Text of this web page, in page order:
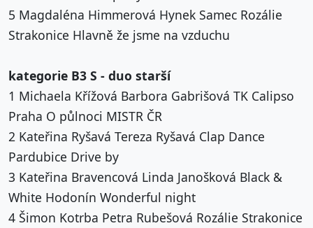
5 Magdaléna Himmerová Hynek Samec Rozálie
Strakonice Hlavně že jsme na vzduchu
kategorie B3 S - duo starší
1 Michaela Křížová Barbora Gabrišová TK Calipso
Praha O půlnoci MISTR ČR
2 Kateřina Ryšavá Tereza Ryšavá Clap Dance
Pardubice Drive by
3 Kateřina Bravencová Linda Janošková Black &
White Hodonín Wonderful night
4 Šimon Kotrba Petra Rubešová Rozálie Strakonice